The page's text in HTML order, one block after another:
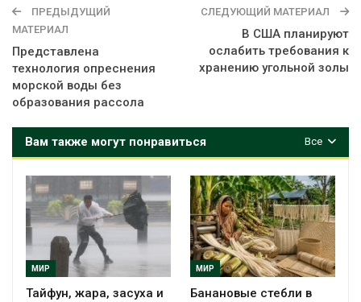
ПРЕДЫДУЩИЙ
МАТЕРИАЛ
Представлена
технология опреснения
морской воды без
образования рассола
СЛЕДУЮЩИЙ МАТЕРИАЛ
В США планируют
ослабить требования к
хранению угольной золы
Все
Вам также могут понравиться
МИР
Тайфун, жара, засуха и
МИР
Банановые стебли в